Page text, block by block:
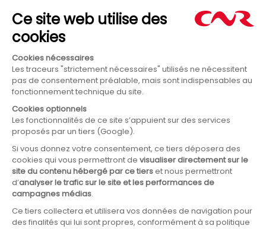
Informatique
& L. mortem sort de vos
données après
8. Exercer vos droits
Une question ? Notre DPO vous répond.
Contactez notre Délégué à la Protection
des Données. Délai légal de réponse : 1
mois (prorogeable à 3 mois).
Délègue à la Protection des Données
(DPO – DARJE)
Cedex 04
Email :donnees.personnelles@cnr.tm.fr